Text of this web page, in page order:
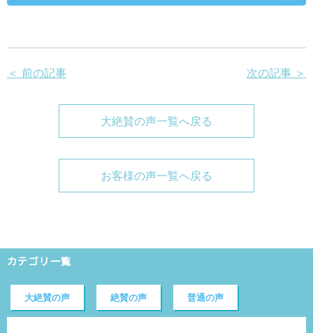
＜ 前の記事 次の記事 ＞
大絶賛の声一覧へ戻る
お客様の声一覧へ戻る
カテゴリ一覧
大絶賛の声 絶賛の声 普通の声